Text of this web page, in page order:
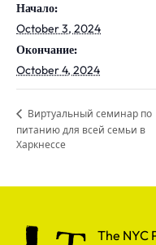
Начало:
October 3, 2024
Окончание:
October 4, 2024
Виртуальный семинар по
питанию для всей семьи в
Харкнессе
The NYC PublicThe NYC